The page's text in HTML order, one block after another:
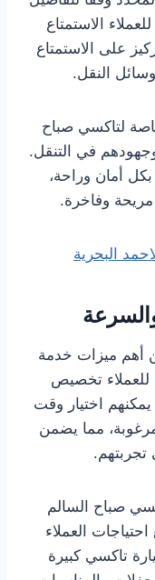
الاستمتاع
على الاستمتاع
النقل.
لتاكسي صباح
في التنقل.
أمان وراحة،
وفاخرة.
البحرية
أهم ميزات خدمة
تخصيص
اختيار وقت
مما يضمن
تجربتهم.
صباح السالم
العملاء
تاكسي كبيرة